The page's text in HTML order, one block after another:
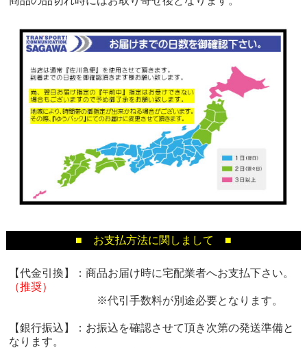
■ お支払方法に関しまして ■
【代金引換】：商品お届け時に宅配業者へお支払下さい。
（推奨）
※代引手数料が別途必要となります。
【銀行振込】：お振込を確認させて頂き次第の発送準備と
なります。